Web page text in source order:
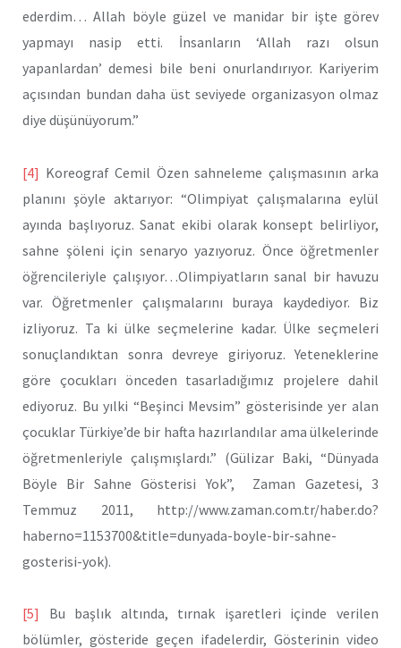
ederdim… Allah böyle güzel ve manidar bir işte görev
yapmayı nasip etti. İnsanların ‘Allah razı olsun
yapanlardan’ demesi bile beni onurlandırıyor. Kariyerim
açısından bundan daha üst seviyede organizasyon olmaz
diye düşünüyorum.”
[4] Koreograf Cemil Özen sahneleme çalışmasının arka
planını şöyle aktarıyor: “Olimpiyat çalışmalarına eylül
ayında başlıyoruz. Sanat ekibi olarak konsept belirliyor,
sahne şöleni için senaryo yazıyoruz. Önce öğretmenler
öğrencileriyle çalışıyor…Olimpiyatların sanal bir havuzu
var. Öğretmenler çalışmalarını buraya kaydediyor. Biz
izliyoruz. Ta ki ülke seçmelerine kadar. Ülke seçmeleri
sonuçlandıktan sonra devreye giriyoruz. Yeteneklerine
göre çocukları önceden tasarladığımız projelere dahil
ediyoruz. Bu yılki “Beşinci Mevsim” gösterisinde yer alan
çocuklar Türkiye’de bir hafta hazırlandılar ama ülkelerinde
öğretmenleriyle çalışmışlardı.” (Gülizar Baki, “Dünyada
Böyle Bir Sahne Gösterisi Yok”, Zaman Gazetesi, 3
Temmuz 2011, http://www.zaman.com.tr/haber.do?
haberno=1153700&title=dunyada-boyle-bir-sahne-
gosterisi-yok).
[5] Bu başlık altında, tırnak işaretleri içinde verilen
bölümler, gösteride geçen ifadelerdir, Gösterinin video